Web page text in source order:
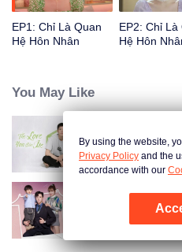
EP1: Chỉ Là Quan
Hệ Hôn Nhân
EP2: Chỉ Là
Hệ Hôn
You May Like
Tình Yêu
Thời Gian
By using the website,
Privacy Policy and the
accordance with our